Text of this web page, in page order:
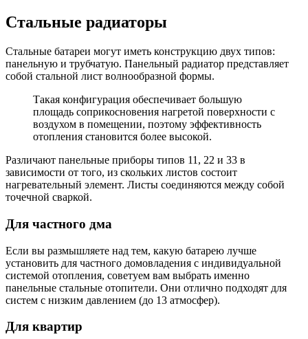
Стальные радиаторы
Стальные батареи могут иметь конструкцию двух типов:
панельную и трубчатую. Панельный радиатор представляет
собой стальной лист волнообразной формы.
Такая конфигурация обеспечивает большую
площадь соприкосновения нагретой поверхности с
воздухом в помещении, поэтому эффективность
отопления становится более высокой.
Различают панельные приборы типов 11, 22 и 33 в
зависимости от того, из скольких листов состоит
нагревательный элемент. Листы соединяются между собой
точечной сваркой.
Для частного дма
Если вы размышляете над тем, какую батарею лучше
установить для частного домовладения с индивидуальной
системой отопления, советуем вам выбрать именно
панельные стальные отопители. Они отлично подходят для
систем с низким давлением (до 13 атмосфер).
Для квартир